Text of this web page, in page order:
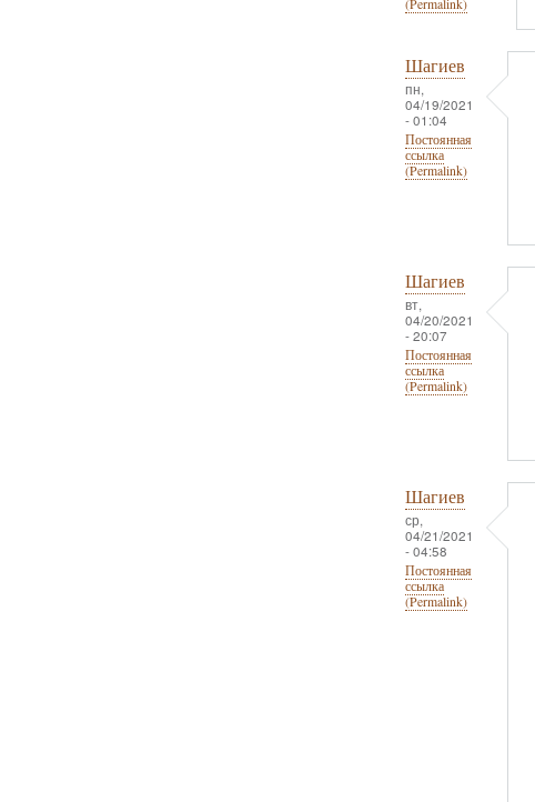
(Permalink)
Шагиев
пн,
04/19/2021
- 01:04
Постоянная
ссылка
(Permalink)
Шагиев
вт,
04/20/2021
- 20:07
Постоянная
ссылка
(Permalink)
Шагиев
ср,
04/21/2021
- 04:58
Постоянная
ссылка
(Permalink)